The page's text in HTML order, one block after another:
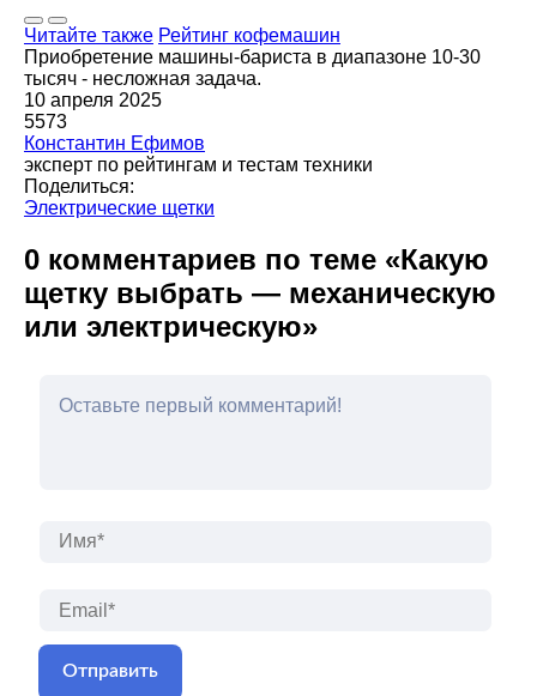
Читайте также Рейтинг кофемашин
Приобретение машины-бариста в диапазоне 10-30
тысяч - несложная задача.
10 апреля 2025
5573
Константин Ефимов
эксперт по рейтингам и тестам техники
Поделиться:
Электрические щетки
0 комментариев по теме «Какую
щетку выбрать — механическую
или электрическую»